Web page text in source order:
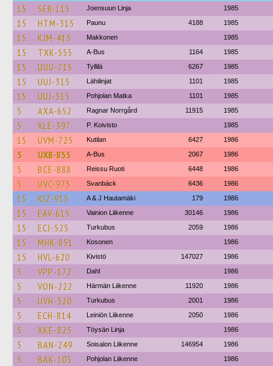
15 SER-115 Joensuun Linja 1985
15 HTM-315 Paunu 4188 1985
15 KJM-415 Makkonen 1985
15 TXK-555 A-Bus 1164 1985
15 UUU-715 Tyllilä 6267 1985
15 UUJ-315 Lähilinjat 1101 1985
15 UUJ-315 Pohjolan Matka 1101 1985
5 AXA-652 Ragnar Norrgård 11915 1985
5 XLE-397 P. Koivisto 1985
15 UVM-725 Kutilan 6427 1986
5 UXB-855 A-Bus 2067 1986
5 BCE-888 Reissu Ruoti 6448 1986
5 UVC-975 Svanbäck 6436 1986
15 KIZ-915 A & J Hautamäki 179 1986
15 EAV-615 Vainion Liikenne 30146 1986
15 ECJ-525 Turkubus 2059 1986
15 MHK-851 Kosonen 1986
15 HVL-620 Kivistö 147027 1986
5 VPP-172 Dahl 1986
5 VON-222 Härmän Liikenne 11920 1986
5 UVH-320 Turkubus 2001 1986
5 ECH-814 Leiniön Liikenne 2050 1986
5 XKE-825 Töysän Linja 1986
5 BAN-249 Soisalon Liikenne 146954 1986
5 BAK-105 Pohjolan Liikenne 1986